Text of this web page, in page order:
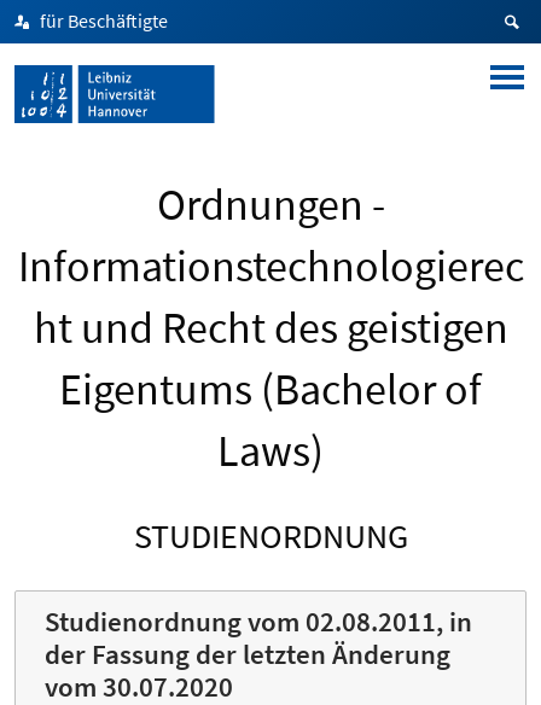
für Beschäftigte
Ordnungen -
Informationstechnologierec
ht und Recht des geistigen
Eigentums (Bachelor of
Laws)
STUDIENORDNUNG
Studienordnung vom 02.08.2011, in
der Fassung der letzten Änderung
vom 30.07.2020